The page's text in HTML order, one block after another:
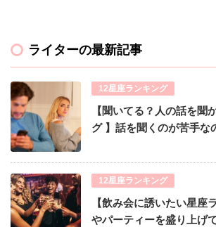
ライターの最新記事
12星座ランキング
【聞いてる？人の話を聞
グ 】話を聞くのが苦手な
12星座ランキング
【飲み会に誘いたい星座
やパーティーを盛り上げ